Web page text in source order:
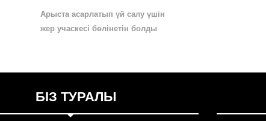
Арыста асарлатып үй салу үшін
жер учаскесі бөлінетін болды
БІЗ ТУРАЛЫ